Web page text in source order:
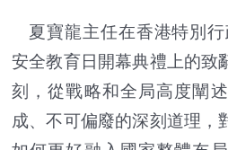
夏寶龍主任在香港特別
安全教育日開幕典禮上的致
刻，從戰略和全局高度闡
成、不可偏廢的深刻道理，